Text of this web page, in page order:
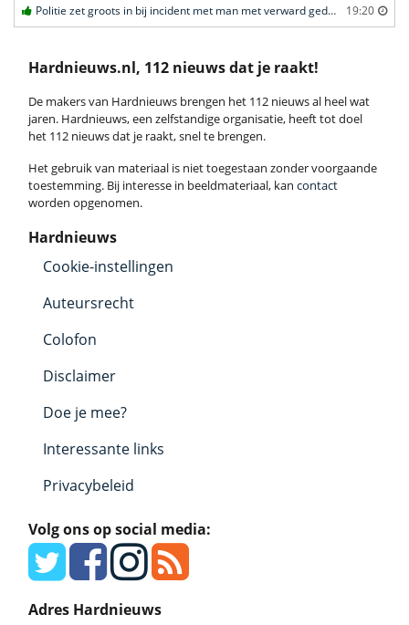
Politie zet groots in bij incident met man met verward gedrag in Leeuwarden 19:20
Hardnieuws.nl, 112 nieuws dat je raakt!
De makers van Hardnieuws brengen het 112 nieuws al heel wat
jaren. Hardnieuws, een zelfstandige organisatie, heeft tot doel
het 112 nieuws dat je raakt, snel te brengen.
Het gebruik van materiaal is niet toegestaan zonder voorgaande
toestemming. Bij interesse in beeldmateriaal, kan contact
worden opgenomen.
Hardnieuws
Cookie-instellingen
Auteursrecht
Colofon
Disclaimer
Doe je mee?
Interessante links
Privacybeleid
Volg ons op social media:
Adres Hardnieuws